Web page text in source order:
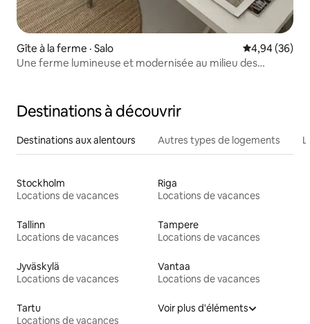
Gîte à la ferme · Salo Note
4,94 (36)
Une ferme lumineuse et modernisée au milieu des
Destinations à découvrir
Destinations aux alentours Autres types de logements
Stockholm
Locations de vacances
Riga
Locations de vacances
Tallinn
Locations de vacances
Tampere
Locations de vacances
Jyväskylä
Locations de vacances
Vantaa
Locations de vacances
Tartu
Locations de vacances
Voir plus d'éléments